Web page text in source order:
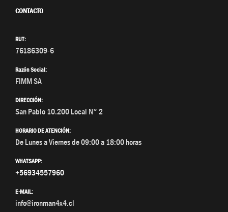
CONTACTO
RUT:
76186309-6
Razón Social:
FIMM SA
DIRECCIÓN:
San Pablo 10.200 Local N° 2
HORARIO DE ATENCIÓN:
De Lunes a Viernes de 09:00 a 18:00 horas
WHATSAPP:
+56934557960
E-MAIL:
info@ironman4x4.cl